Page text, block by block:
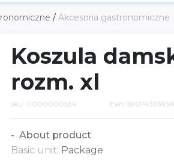
/ Akcesoria gastronomiczne
Koszula
rozm. xl
sku: 0000000534 Ean:
About product
Basic unit: Package